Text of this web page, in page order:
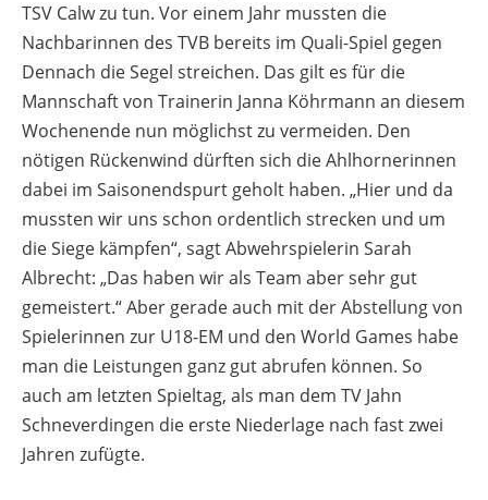
TSV Calw zu tun. Vor einem Jahr mussten die
Nachbarinnen des TVB bereits im Quali-Spiel gegen
Dennach die Segel streichen. Das gilt es für die
Mannschaft von Trainerin Janna Köhrmann an diesem
Wochenende nun möglichst zu vermeiden. Den
nötigen Rückenwind dürften sich die Ahlhornerinnen
dabei im Saisonendspurt geholt haben. „Hier und da
mussten wir uns schon ordentlich strecken und um
die Siege kämpfen“, sagt Abwehrspielerin Sarah
Albrecht: „Das haben wir als Team aber sehr gut
gemeistert.“ Aber gerade auch mit der Abstellung von
Spielerinnen zur U18-EM und den World Games habe
man die Leistungen ganz gut abrufen können. So
auch am letzten Spieltag, als man dem TV Jahn
Schneverdingen die erste Niederlage nach fast zwei
Jahren zufügte.